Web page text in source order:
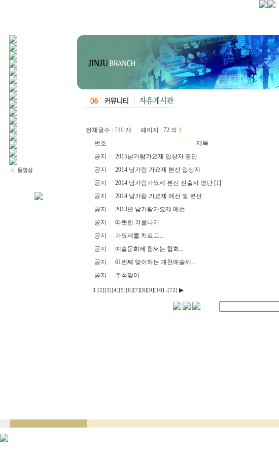
전체글수 : 718 개 페이지 : 72 의 1
번호
제목
공지
2015남가람가요제 입상자 명단
공지
2014 남가람 가요제 본선 입상자
공지
2014 남가람가요제 본선 진출자 명단 [1]
공지
2014 남가람 가요제 예선 및 본선
공지
2013년 남가람가요제 예선
공지
따뜻한 겨울나기
공지
가요제를 치르고...
공지
예술문화에 힘써는 협회...
공지
61번째 맞이하는 개천예술제...
공지
추석맞이
1 [2] [3] [4] [5] [6] [7] [8] [9] [10] [72] ▶